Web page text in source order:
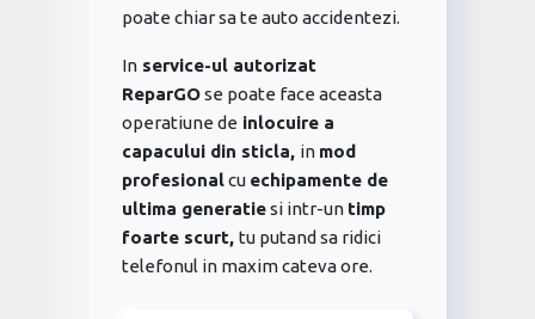
poate chiar sa te auto accidentezi.
In service-ul autorizat
ReparGOse poate face aceasta
operatiune de inlocuire a
capacului din sticla, in mod
profesionalcu echipamente de
ultima generatiesi intr-un timp
foarte scurt, tu putand sa ridici
telefonul in maxim cateva ore.